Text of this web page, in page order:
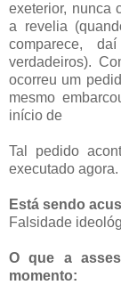
exeterior, nunca
a revelia
comparece,
verdadeiros).
ocorreu um
mesmo
início de
Tal pedido
executado agora.
Está sendo
Falsidade
O que a
momento: